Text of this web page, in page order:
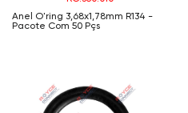
Anel O'ring 3,68x1,78mm R134 -
Pacote Com 50 Pçs